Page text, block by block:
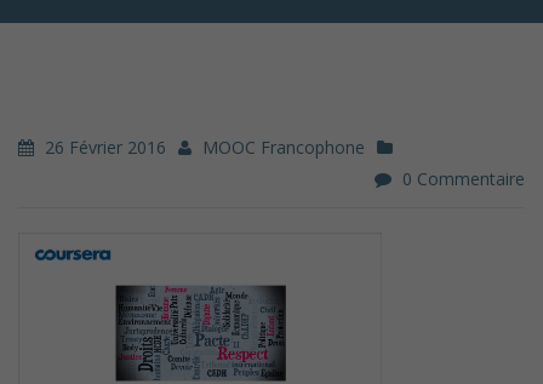
26 Février 2016
MOOC Francophone
0 Commentaire